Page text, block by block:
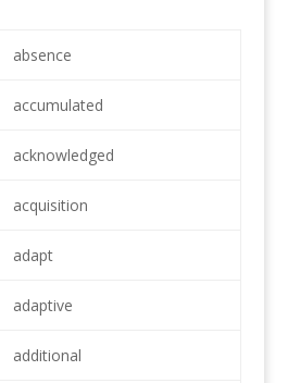
absence
accumulated
acknowledged
acquisition
adapt
adaptive
additional